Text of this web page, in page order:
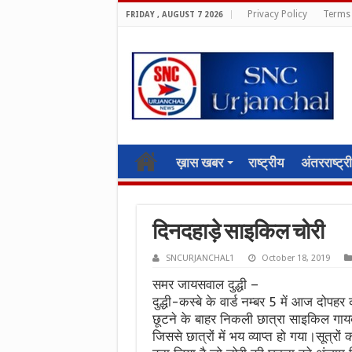
FRIDAY , AUGUST 7 2026 Privacy Policy
ख़ास खबर राष्ट्रीय
दिनदहाड़े साइकिल चोरी
SNCURJANCHAL1 October 18, 2019
समर जायसवाल दुद्धी –
दुद्धी-कस्बे के वार्ड नम्बर 5 में आज दोपहर
छूटने के बाहर निकली छात्रा साइकिल
जिससे छात्रों में भय व्याप्त हो